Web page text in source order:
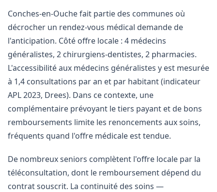
Conches-en-Ouche fait partie des communes où
décrocher un rendez-vous médical demande de
l'anticipation. Côté offre locale : 4 médecins
généralistes, 2 chirurgiens-dentistes, 2 pharmacies.
L'accessibilité aux médecins généralistes y est mesurée
à 1,4 consultations par an et par habitant (indicateur
APL 2023, Drees). Dans ce contexte, une
complémentaire prévoyant le tiers payant et de bons
remboursements limite les renoncements aux soins,
fréquents quand l'offre médicale est tendue.
De nombreux seniors complètent l'offre locale par la
téléconsultation, dont le remboursement dépend du
contrat souscrit. La continuité des soins —